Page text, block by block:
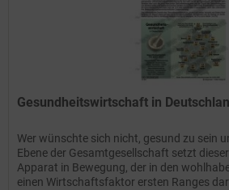
Gesundheitswirtschaft in
Wer wünschte sich nicht, gesund zu sein
Ebene der Gesamtgesellschaft setzt
Apparat in Bewegung, der in den
einen Wirtschaftsfaktor ersten Ranges